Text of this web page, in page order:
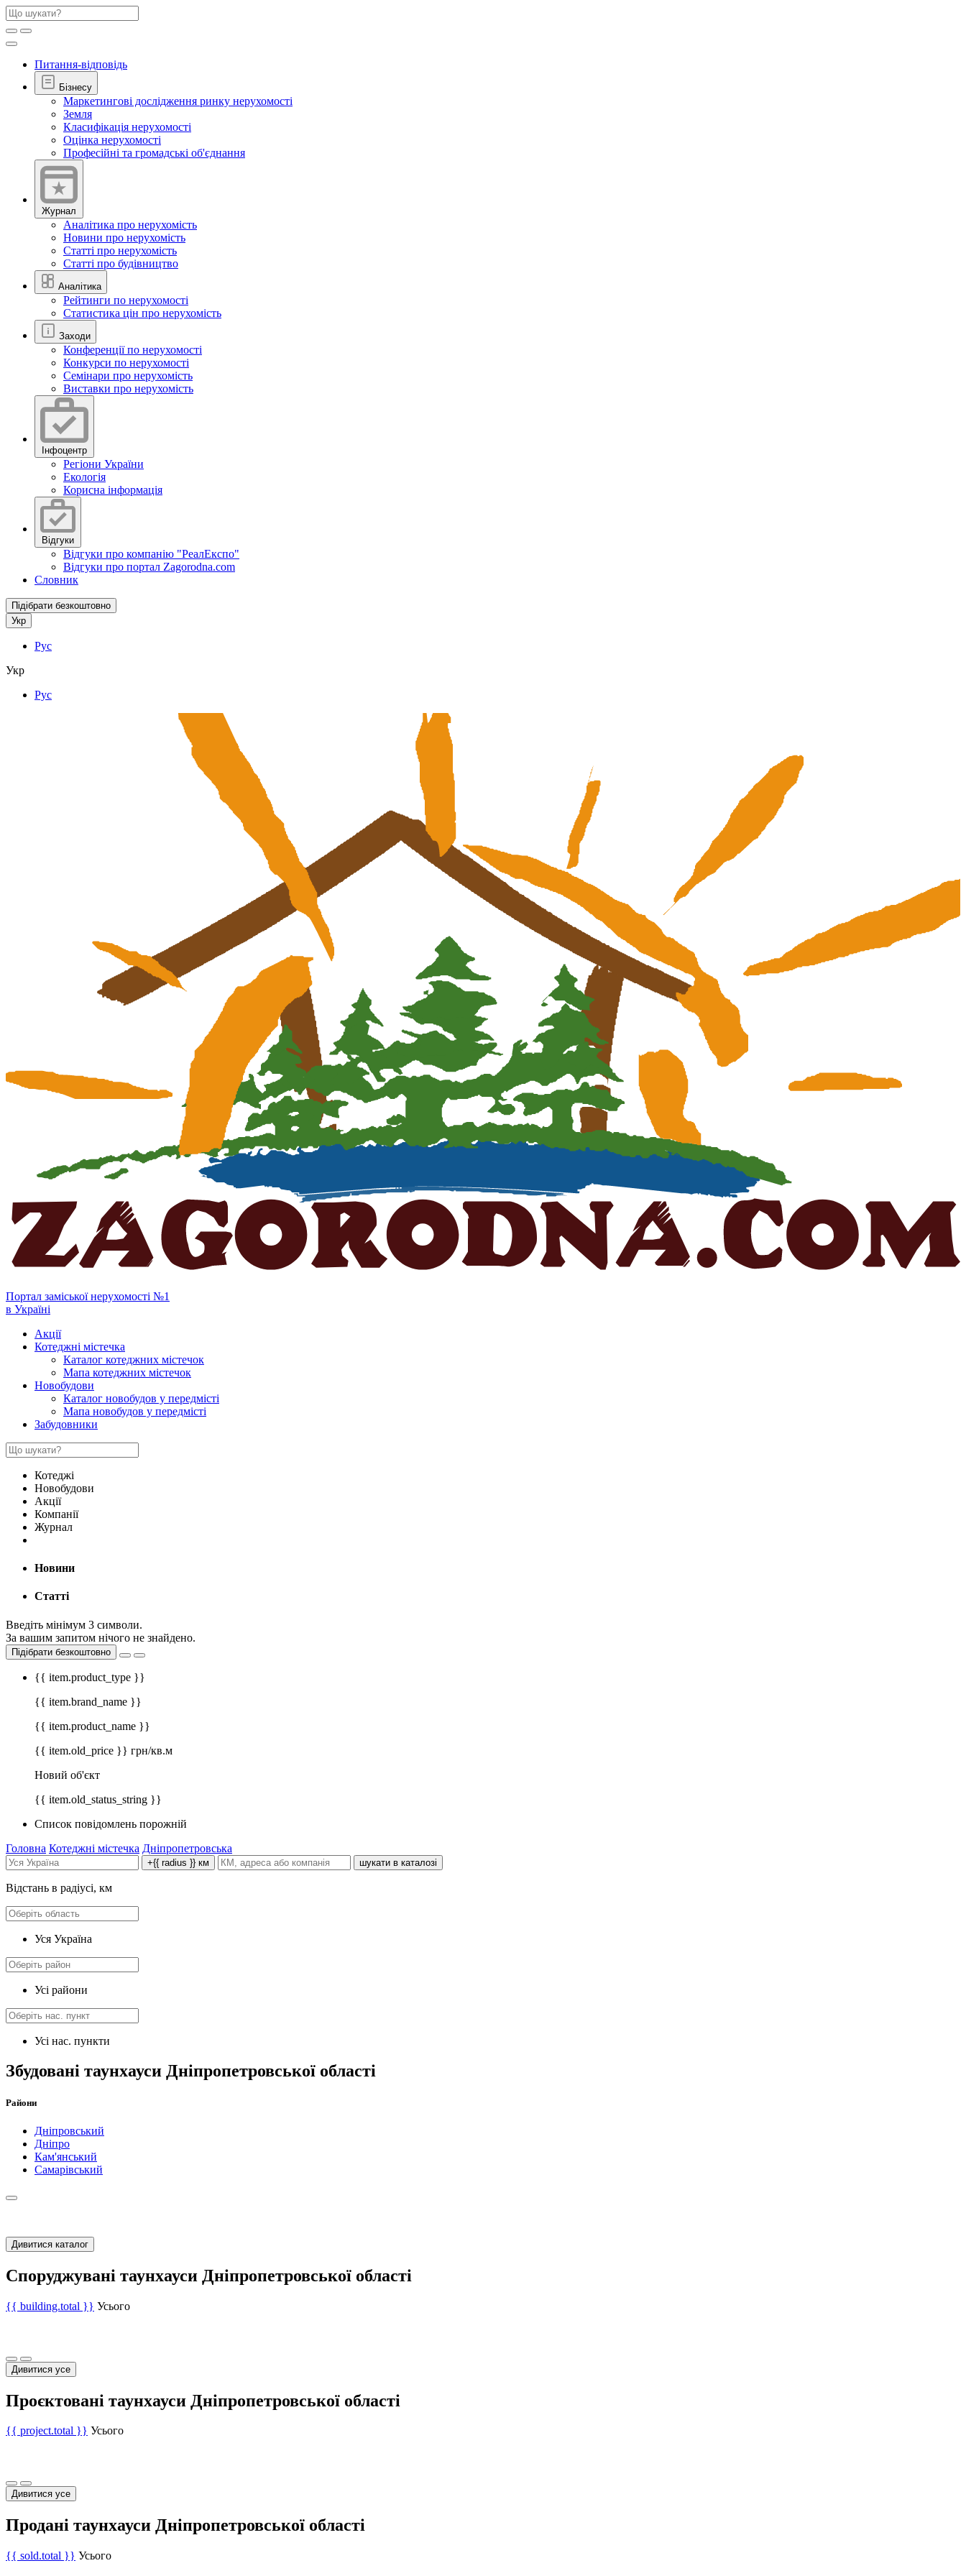
Питання-відповідь
Бізнесу
Маркетингові дослідження ринку нерухомості
Земля
Класифікація нерухомості
Оцінка нерухомості
Професійні та громадські об'єднання
Журнал
Аналітика про нерухомість
Новини про нерухомість
Статті про нерухомість
Статті про будівництво
Аналітика
Рейтинги по нерухомості
Статистика цін про нерухомість
Заходи
Конференції по нерухомості
Конкурси по нерухомості
Семінари про нерухомість
Виставки про нерухомість
Інфоцентр
Регіони України
Екологія
Корисна інформація
Відгуки
Відгуки про компанію "РеалЕкспо"
Відгуки про портал Zagorodna.com
Словник
Підібрати безкоштовно
Укр
Рус
Укр
Рус
Портал заміської нерухомості №1
в Україні
Акції
Котеджні містечка
Каталог котеджних містечок
Мапа котеджних містечок
Новобудови
Каталог новобудов у передмісті
Мапа новобудов у передмісті
Забудовники
Котеджі
Новобудови
Акції
Компанії
Журнал
Новини
Статті
Введіть мінімум 3 символи.
За вашим запитом нічого не знайдено.
Підібрати безкоштовно
{{ item.product_type }}
{{ item.brand_name }}
{{ item.product_name }}
{{ item.old_price }} грн/кв.м
Новий об'єкт
{{ item.old_status_string }}
Список повідомлень порожній
Головна Котеджні містечка Дніпропетровська
+{{ radius }} км шукати в каталозі
Відстань в радіусі, км
Уся Україна
Усі райони
Усі нас. пункти
Збудовані таунхауси Дніпропетровської області
Райони
Дніпровський
Дніпро
Кам'янський
Самарівський
Дивитися каталог
Споруджувані таунхауси Дніпропетровської області
{{ building.total }} Усього
Дивитися усе
Проєктовані таунхауси Дніпропетровської області
{{ project.total }} Усього
Дивитися усе
Продані таунхауси Дніпропетровської області
{{ sold.total }} Усього